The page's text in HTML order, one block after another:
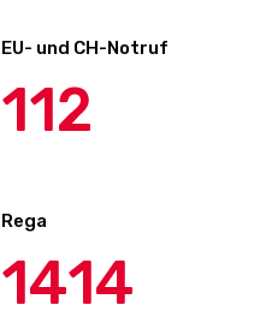
EU- und CH-Notruf
112
Rega
1414